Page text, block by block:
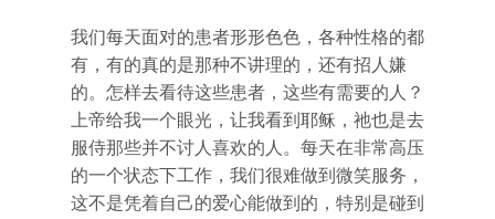
我们每天面对的患者形形色色，各种性格的都
有，有的真的是那种不讲理的，还有招人嫌
的。怎样去看待这些患者，这些有需要的人？
上帝给我一个眼光，让我看到耶稣，祂也是去
服侍那些并不讨人喜欢的人。每天在非常高压
的一个状态下工作，我们很难做到微笑服务，
这不是凭着自己的爱心能做到的，特别是碰到